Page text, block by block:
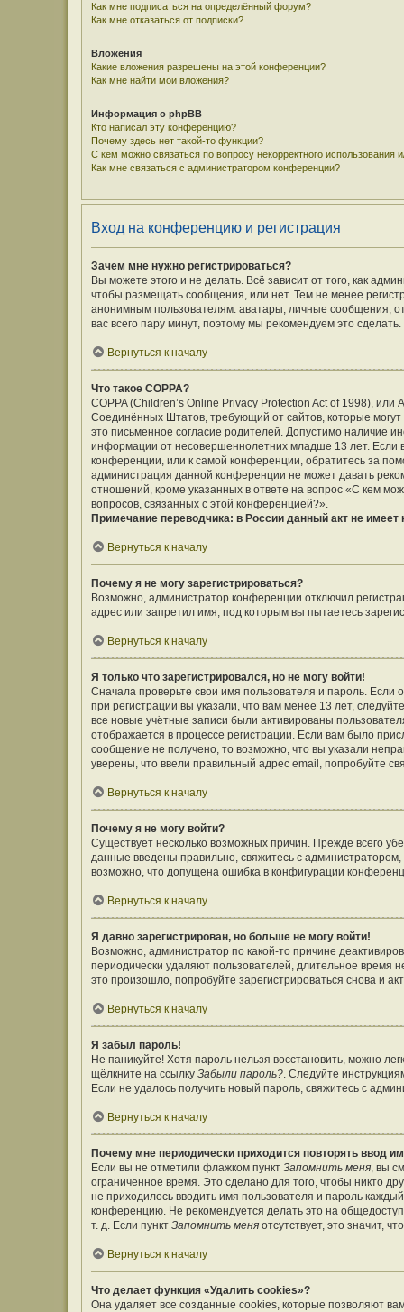
Как мне подписаться на определённый форум?
Как мне отказаться от подписки?
Вложения
Какие вложения разрешены на этой конференции?
Как мне найти мои вложения?
Информация о phpBB
Кто написал эту конференцию?
Почему здесь нет такой-то функции?
С кем можно связаться по вопросу некорректного
Как мне связаться с администратором конференции?
Вход на конференцию и регистрация
Зачем мне нужно регистрироваться?
Вы можете этого и не делать. Всё зависит от того, как
чтобы размещать сообщения, или нет. Тем не менее
анонимным пользователям: аватары, личные сообщения,
вас всего пару минут, поэтому мы рекомендуем это сделать.
Вернуться к началу
Что такое COPPA?
COPPA (Children’s Online Privacy Protection Act of 1998),
Соединённых Штатов, требующий от сайтов, которые
это письменное согласие родителей. Допустимо наличие
информации от несовершеннолетних младше 13 лет. Если
конференции, или к самой конференции, обратитесь за
администрация данной конференции не может давать
отношений, кроме указанных в ответе на вопрос «С кем
вопросов, связанных с этой конференцией?».
Примечание переводчика: в России данный акт не
Вернуться к началу
Почему я не могу зарегистрироваться?
Возможно, администратор конференции отключил
адрес или запретил имя, под которым вы пытаетесь
Вернуться к началу
Я только что зарегистрировался, но не могу войти!
Сначала проверьте свои имя пользователя и пароль.
при регистрации вы указали, что вам менее 13 лет,
все новые учётные записи были активированы
отображается в процессе регистрации. Если вам было
сообщение не получено, то возможно, что вы указали
уверены, что ввели правильный адрес email, попробуйте
Вернуться к началу
Почему я не могу войти?
Существует несколько возможных причин. Прежде всего
данные введены правильно, свяжитесь с
возможно, что допущена ошибка в конфигурации
Вернуться к началу
Я давно зарегистрирован, но больше не могу войти!
Возможно, администратор по какой-то причине
периодически удаляют пользователей, длительное
это произошло, попробуйте зарегистрироваться снова и
Вернуться к началу
Я забыл пароль!
Не паникуйте! Хотя пароль нельзя восстановить, можно
щёлкните на ссылку Забыли пароль?. Следуйте
Если не удалось получить новый пароль, свяжитесь с
Вернуться к началу
Почему мне периодически приходится повторять ввод
Если вы не отметили флажком пункт Запомнить меня, вы
ограниченное время. Это сделано для того, чтобы никто
не приходилось вводить имя пользователя и пароль
конференцию. Не рекомендуется делать это на
т. д. Если пункт Запомнить меня отсутствует, это значит,
Вернуться к началу
Что делает функция «Удалить cookies»?
Она удаляет все созданные cookies, которые позволяют